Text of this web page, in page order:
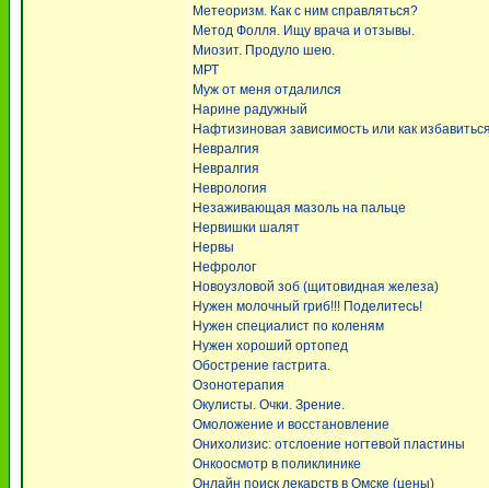
Метеоризм. Как с ним справляться?
Метод Фолля. Ищу врача и отзывы.
Миозит. Продуло шею.
МРТ
Муж от меня отдалился
Нарине радужный
Нафтизиновая зависимость или как
Невралгия
Невралгия
Неврология
Незаживающая мазоль на пальце
Нервишки шалят
Нервы
Нефролог
Новоузловой зоб (щитовидная железа)
Нужен молочный гриб!!! Поделитесь!
Нужен специалист по коленям
Нужен хороший ортопед
Обострение гастрита.
Озонотерапия
Окулисты. Очки. Зрение.
Омоложение и восстановление
Онихолизис: отслоение ногтевой пластины
Онкоосмотр в поликлинике
Онлайн поиск лекарств в Омске (цены)